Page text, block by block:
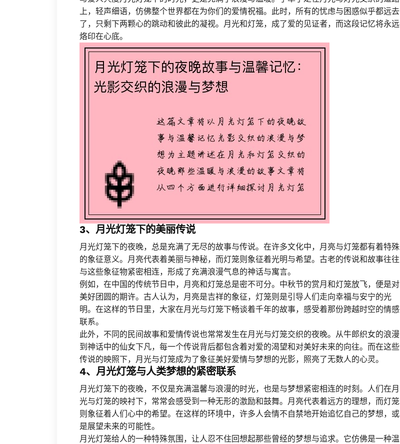
上，轻声细语，仿佛整个世界都在为你们的爱情祝福。此时，所有的忧虑与困惑似乎都远去
了，只剩下两颗心的跳动和彼此的凝视。月光和灯笼，成了爱的见证者，而这段记忆将永远
烙印在心底。
3、月光灯笼下的美丽传说
月光灯笼下的夜晚，总是充满了无尽的故事与传说。在许多文化中，月亮与灯笼都有着特殊
的象征意义。月亮代表着美丽与神秘，而灯笼则象征着光明与希望。古老的传说和故事往往
与这些象征物紧密相连，形成了充满浪漫气息的神话与寓言。
例如，在中国的传统节日中，月亮和灯笼总是密不可分。中秋节的赏月和灯笼放飞，便是对
美好团圆的期许。古人认为，月亮是吉祥的象征，灯笼则是引导人们走向幸福与安宁的光
明。在这样的节日里，大家在月光与灯笼下畅谈着千年的故事，感受着那份跨越时空的情感
联系。
此外，不同的民间故事和爱情传说也常常发生在月光与灯笼交织的夜晚。从牛郎织女的浪漫
到神话中的仙女下凡，每一个传说背后都包含着对爱的渴望和对美好未来的向往。而在这些
传说的映照下，月光与灯笼成为了象征美好爱情与梦想的光影，照亮了无数人的心灵。
4、月光灯笼与人类梦想的紧密联系
月光灯笼下的夜晚，不仅是充满温馨与浪漫的时光，也是与梦想紧密相连的时刻。人们在月
光与灯笼的映衬下，常常会感受到一种无形的激励和鼓舞。月亮代表着远方的理想，而灯笼
则象征着人们心中的希望。在这样的环境中，许多人会情不自禁地开始追忆自己的梦想，或
是展望未来的可能性。
月光灯笼给人的一种特殊氛围，让人忍不住回想起那些曾经的梦想与追求。它仿佛是一种温